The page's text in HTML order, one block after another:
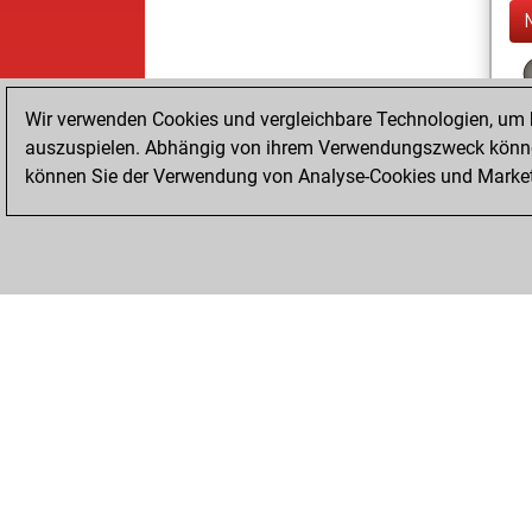
Wir verwenden Cookies und vergleichbare Technologien,
auszuspielen. Abhängig von ihrem Verwendungszweck
können Sie der Verwendung von Analyse-Cookies und